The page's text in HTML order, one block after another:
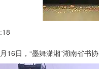
16日，“墨舞潇湘”湖南省书